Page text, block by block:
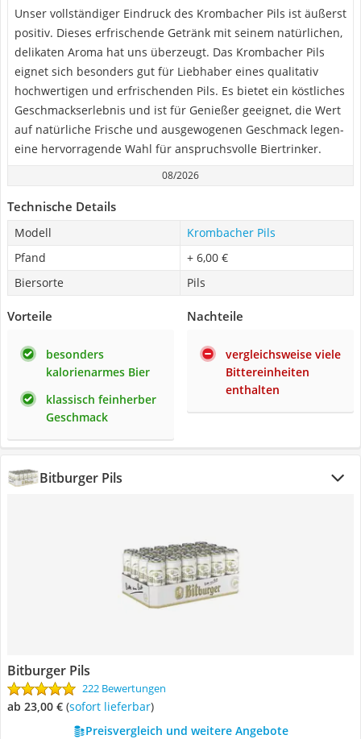
Unser vollständiger Eindruck des Krombacher Pils ist äußerst
positiv. Dieses erfrischende Getränk mit seinem natürlichen,
delikaten Aroma hat uns überzeugt. Das Krombacher Pils
eignet sich besonders gut für Liebhaber eines qualitativ
hochwertigen und erfrischenden Pils. Es bietet ein köstliches
Geschmackserlebnis und ist für Genießer geeignet, die Wert
auf natürliche Frische und ausgewogenen Geschmack legen-
eine hervorragende Wahl für anspruchsvolle Biertrinker.
08/2026
Technische Details
Modell
Krombacher Pils
Pfand
+ 6,00 €
Biersorte
Pils
Vorteile
besonders
kalorienarmes Bier
klassisch feinherber
Geschmack
Nachteile
vergleichsweise viele
Bittereinheiten
enthalten
Bitburger Pils
Bitburger Pils
222 Bewertungen
ab 23,00 € ( Sofort lieferbar)
Preisvergleich und weitere Angebote